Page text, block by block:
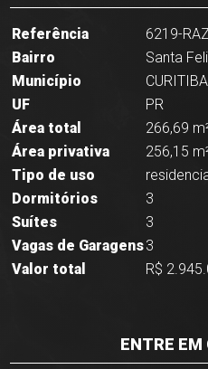
Referência
6219-
Bairro
Santa
Município
CURITIBA
UF
PR
Área total
266,69
Área privativa
256,15
Tipo de uso
Dormitórios
3
Suítes
3
Vagas de Garagens3
Valor total
R$
ENTRE EM